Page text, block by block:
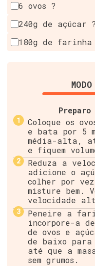
6 ovos ?
240g de açúcar ?
180g de
Coloque os
e bata por 5
média-alta,
e fiquem
Reduza a
adicione o
colher por
misture bem.
velocidade
Peneire a
incorpore-a
de ovos e
de baixo para
até que a
sem grumos.